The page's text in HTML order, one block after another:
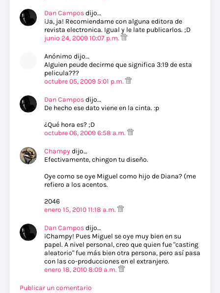
Dan Camposdijo…
¡Ja, ja! Recomiendame con alguna editora de
revista electronica. Igual y le late publicarlos. ;D
junio 24, 2009 10:07 p.m.
Anónimo dijo…
Alguien peude decirme que significa 3:19 de esta
pelicula???
octubre 05, 2009 5:01 p.m.
Dan Camposdijo…
De hecho ese dato viene en la cinta. :p
¿Qué hora es? ;D
octubre 06, 2009 6:58 a.m.
Champy dijo…
Efectivamente, chingon tu diseño.
Oye como se oye Miguel como hijo de Diana? (me
refiero a los acentos.
2046
enero 15, 2010 11:18 a.m.
Dan Camposdijo…
¡Champy! Pues Miguel se oye muy bien en su
papel. A nivel personal, creo que quien fue "casting
aleatorio" fue más bien otra persona, pero así pasa
con las co-producciones en el extranjero.
enero 18, 2010 8:09 a.m.
Publicar un comentario